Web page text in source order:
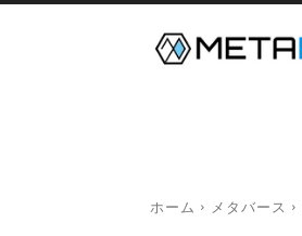
ホーム メタバース